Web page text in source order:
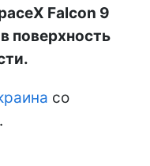
Falcon 9
поверхность
со
.